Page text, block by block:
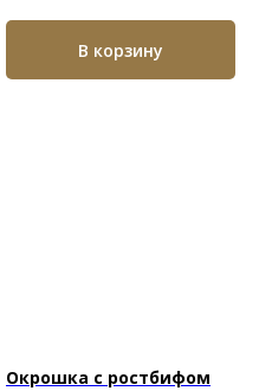
В корзину
Окрошка с ростбифом